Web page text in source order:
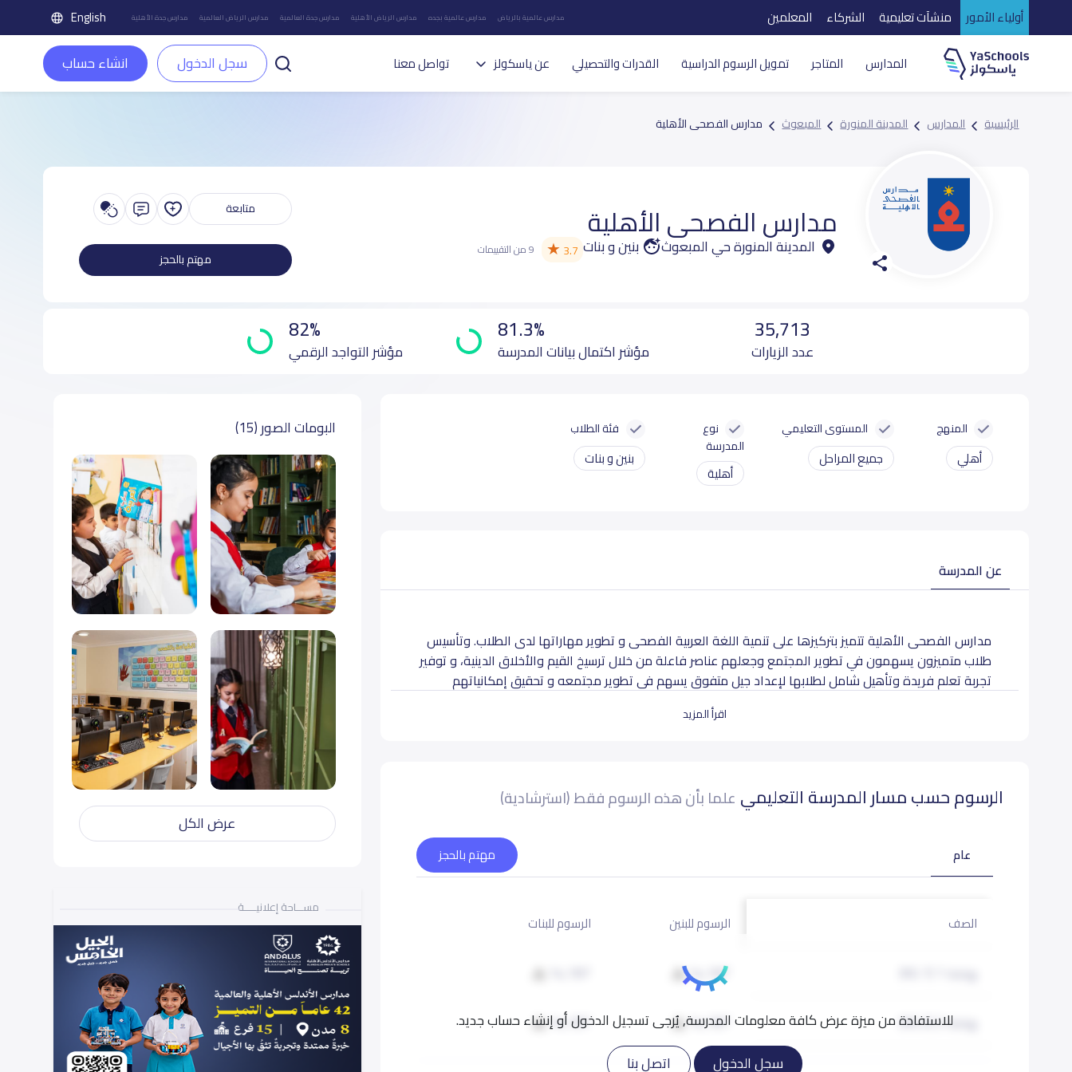
أولياء الأمور منشآت تعليمية الشركاء المعلمين مدارس عالمية بالرياض مدارس عالمية بجده مدارس الرياض الأهلية مدارس جدة العالمية مدارس الرياض العالمية مدارس جدة الأهلية English
المدارس المتاجر تمويل الرسوم الدراسية القدرات والتحصيلي عن ياسكولز تواصل معنا سجل الدخول انشاء حساب
الرئيسية المدارس المدينة المنورة المبعوث مدارس الفصحى الأهلية
مدارس الفصحى الأهلية
المدينة المنورة حي المبعوث بنين و بنات 3.7
★ 9 من التقييمات
متابعة
مهتم بالحجز
35,713
عدد الزيارات
81.3%
مؤشر اكتمال بيانات المدرسة
82%
مؤشر التواجد الرقمي
المنهج
أهلي
المستوى التعليمي
جميع المراحل
نوع
المدرسة
أهلية
فئة الطلاب
بنين و بنات
عن المدرسة
اقرأ المزيد
مدارس الفصحى الأهلية تتميز بتركيزها على تنمية اللغة العربية الفصحى و تطوير مهاراتها لدى الطلاب. وتأسيس
طلاب متميزون يسهمون في تطوير المجتمع وجعلهم عناصر فاعلة من خلال ترسيخ القيم والأخلاق الدينية، و توفير
تجربة تعلم فريدة وتأهيل شامل لطلابها لإعداد جيل متفوق يسهم في تطوير مجتمعه و تحقيق إمكانياتهم
الفرع الثاني متوسطة وثانوية الفصحى - حي الهدا - للبنات و تضم روضة الفصحى الثانية و إسناد فصول البنين من
بيانات المدرسة تحتاج لتصحيح ؟شارك بتصحيح اي بيانات غير دقيقة
الرسوم حسب مسار المدرسة التعليمي علما بأن هذه الرسوم فقط (استرشادية)
للاستفادة من ميزة عرض كافة معلومات المدرسة, يُرجى تسجيل الدخول أو إنشاء حساب جديد.
سجل الدخول
اتصل بنا
عام مهتم بالحجز
الصف الرسوم للبنين الرسوم للبنات
14,187
روضة 2 (KG 2)
14,187
14,187
البومات الصور (15)
عرض الكل
مســـاحة إعلانيـــــة